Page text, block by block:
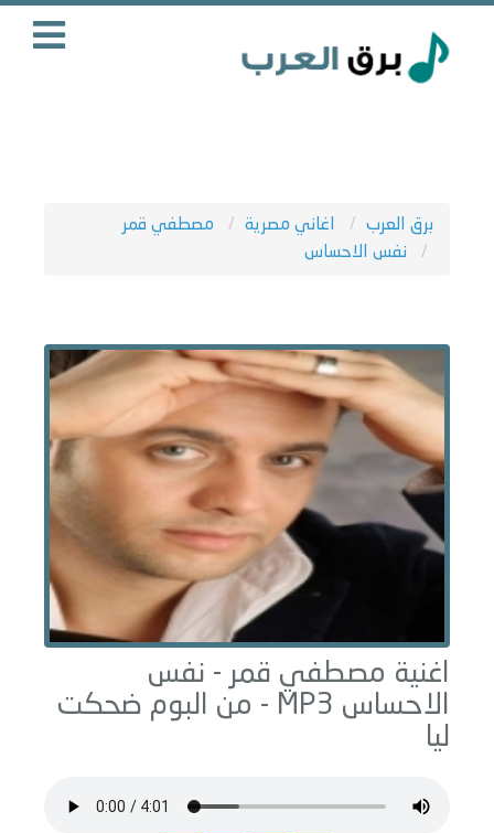
برق العرب اغاني مصرية
مصطفي قمر
نفس الاحساس
اغنية مصطفي قمر - نفس
الاحساس
ضحكت
ليا